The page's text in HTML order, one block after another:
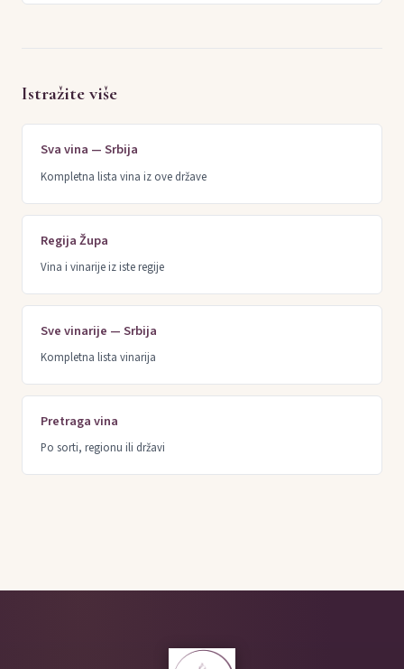
Istražite više
Sva vina — Srbija
Kompletna lista vina iz ove države
Regija Župa
Vina i vinarije iz iste regije
Sve vinarije — Srbija
Kompletna lista vinarija
Pretraga vina
Po sorti, regionu ili državi